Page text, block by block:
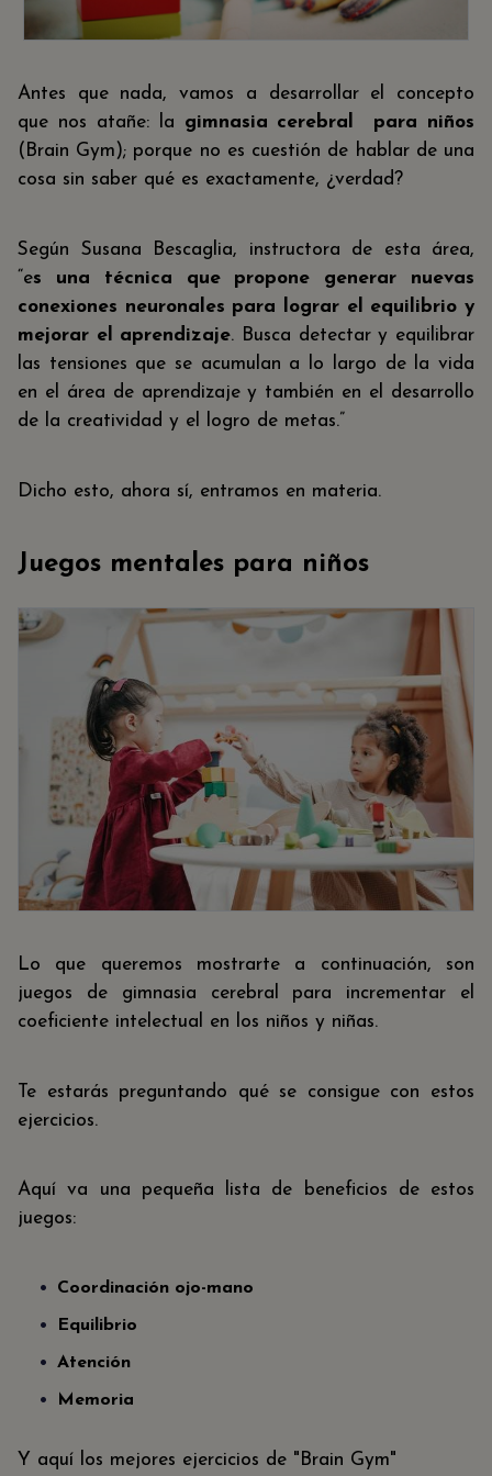
Antes que nada, vamos a desarrollar el concepto
que nos atañe: la gimnasia cerebral para niños
(Brain Gym); porque no es cuestión de hablar de una
cosa sin saber qué es exactamente, ¿verdad?
Según Susana Bescaglia, instructora de esta área,
“es una técnica que propone generar nuevas
conexiones neuronales para lograr el equilibrio y
mejorar el aprendizaje. Busca detectar y equilibrar
las tensiones que se acumulan a lo largo de la vida
en el área de aprendizaje y también en el desarrollo
de la creatividad y el logro de metas.”
Dicho esto, ahora sí, entramos en materia.
Juegos mentales para niños
Lo que queremos mostrarte a continuación, son
juegos de gimnasia cerebral para incrementar el
coeficiente intelectual en los niños y niñas.
Te estarás preguntando qué se consigue con estos
ejercicios.
Aquí va una pequeña lista de beneficios de estos
juegos:
Coordinación ojo-mano
Equilibrio
Atención
Memoria
Y aquí los mejores ejercicios de "Brain Gym"